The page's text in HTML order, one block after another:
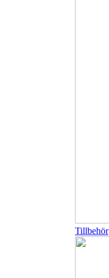
Tillbehör